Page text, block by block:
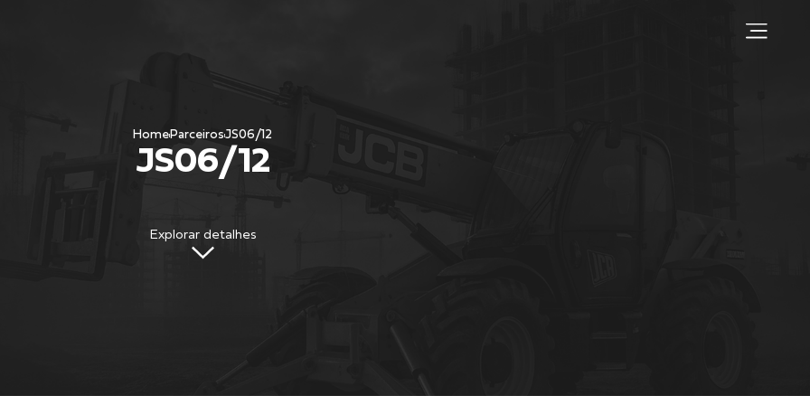
Home ParceirosJS06/12
JS06/12
Explorar detalhes